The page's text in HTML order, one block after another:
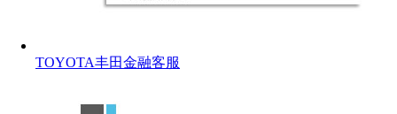
TOYOTA丰田金融客服